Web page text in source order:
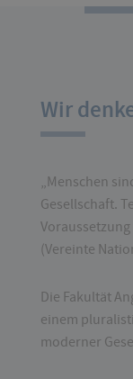
Wir
„Menschen
Gesellschaft.
(Vereinte
Die Fakultät
einem
moderner